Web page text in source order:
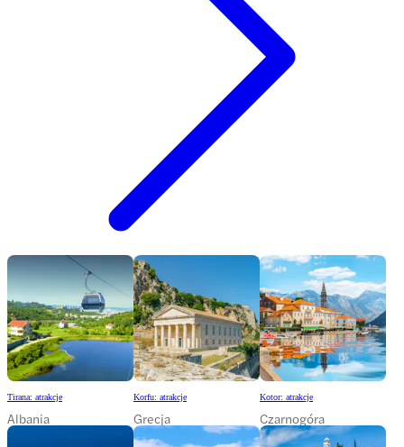
Tirana: atrakcje
Albania
Korfu: atrakcje
Grecja
Kotor: atrakcje
Czarnogóra